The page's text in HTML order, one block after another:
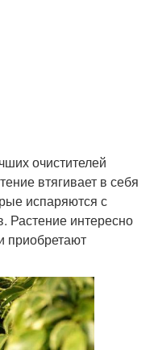
очистителей
втягивает в себя
испаряются с
Растение интересно
приобретают